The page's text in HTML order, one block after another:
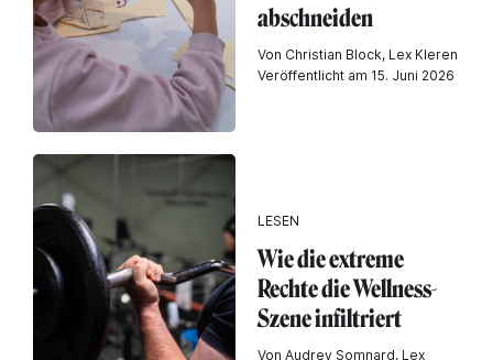
abschneiden
Von Christian Block, Lex Kleren
Veröffentlicht am 15. Juni 2026
LESEN
Wie die extreme
Rechte die Wellness-
Szene infiltriert
Von Audrey Somnard, Lex